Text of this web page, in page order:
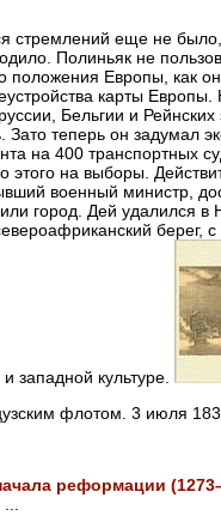
стремлений еще не
Полиньяк не
положения Европы, как
карты
Бельгии и
Зато теперь он задумал
на 400 транспортных
этого на выборы.
военный министр,
город. Дей удалился в
берег,
западной культуре.
флотом. 3 июля
реформации